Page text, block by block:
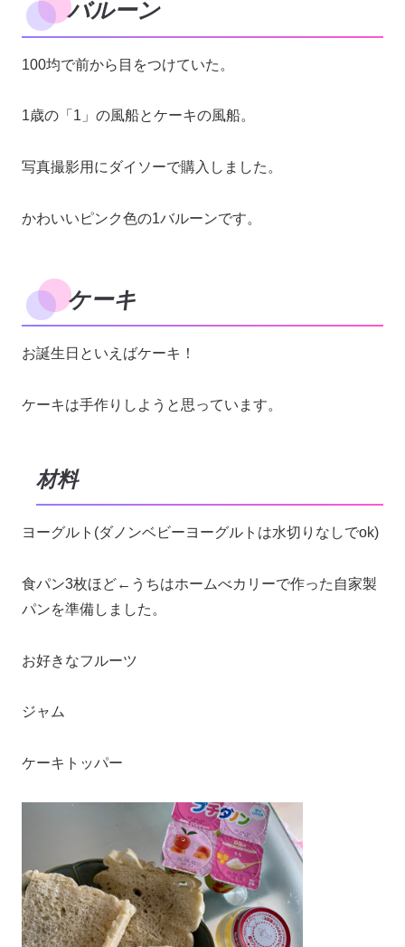
バルーン
100均で前から目をつけていた。
1歳の「1」の風船とケーキの風船。
写真撮影用にダイソーで購入しました。
かわいいピンク色の1バルーンです。
ケーキ
お誕生日といえばケーキ！
ケーキは手作りしようと思っています。
材料
ヨーグルト(ダノンベビーヨーグルトは水切りなしでok)
食パン3枚ほど←うちはホームべカリーで作った自家製
パンを準備しました。
お好きなフルーツ
ジャム
ケーキトッパー